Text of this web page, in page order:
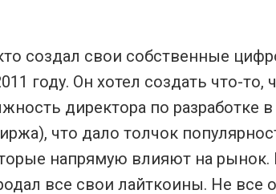
создал свои собственные
году. Он хотел создать что-то,
директора по разработке
что дало толчок
напрямую влияют на
все свои лайткоины. Не все